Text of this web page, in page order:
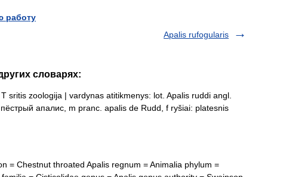
работу
Apalis rufogularis
словарях:
sritis zoologija | vardynas atitikmenys: lot. Apalis ruddi angl.
апалис, m pranc. apalis de Rudd, f ryšiai: platesnis
= Chestnut throated Apalis regnum = Animalia phylum =